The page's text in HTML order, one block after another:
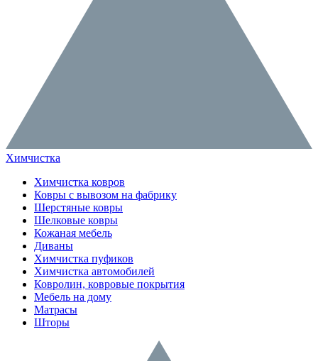
Химчистка
Химчистка ковров
Ковры с вывозом на фабрику
Шерстяные ковры
Шелковые ковры
Кожаная мебель
Диваны
Химчистка пуфиков
Химчистка автомобилей
Ковролин, ковровые покрытия
Мебель на дому
Матрасы
Шторы